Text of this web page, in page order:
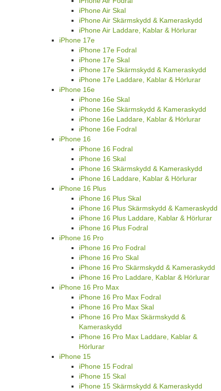
iPhone Air Skal
iPhone Air Skärmskydd & Kameraskydd
iPhone Air Laddare, Kablar & Hörlurar
iPhone 17e
iPhone 17e Fodral
iPhone 17e Skal
iPhone 17e Skärmskydd & Kameraskydd
iPhone 17e Laddare, Kablar & Hörlurar
iPhone 16e
iPhone 16e Skal
iPhone 16e Skärmskydd & Kameraskydd
iPhone 16e Laddare, Kablar & Hörlurar
iPhone 16e Fodral
iPhone 16
iPhone 16 Fodral
iPhone 16 Skal
iPhone 16 Skärmskydd & Kameraskydd
iPhone 16 Laddare, Kablar & Hörlurar
iPhone 16 Plus
iPhone 16 Plus Skal
iPhone 16 Plus Skärmskydd & Kameraskydd
iPhone 16 Plus Laddare, Kablar & Hörlurar
iPhone 16 Plus Fodral
iPhone 16 Pro
iPhone 16 Pro Fodral
iPhone 16 Pro Skal
iPhone 16 Pro Skärmskydd & Kameraskydd
iPhone 16 Pro Laddare, Kablar & Hörlurar
iPhone 16 Pro Max
iPhone 16 Pro Max Fodral
iPhone 16 Pro Max Skal
iPhone 16 Pro Max Skärmskydd &
Kameraskydd
iPhone 16 Pro Max Laddare, Kablar &
Hörlurar
iPhone 15
iPhone 15 Fodral
iPhone 15 Skal
iPhone 15 Skärmskydd & Kameraskydd